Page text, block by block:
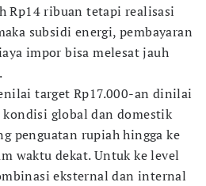
Rp14 ribuan tetapi realisasi
subsidi energi, pembayaran
impor bisa melesat jauh
target Rp17.000-an dinilai
global dan domestik
penguatan rupiah hingga ke
waktu dekat. Untuk ke level
eksternal dan internal